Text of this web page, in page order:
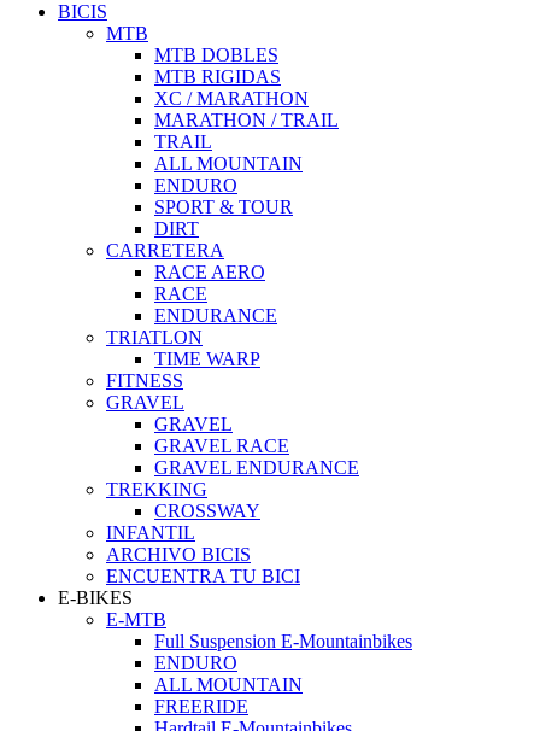
BICIS
MTB
MTB DOBLES
MTB RIGIDAS
XC / MARATHON
MARATHON / TRAIL
TRAIL
ALL MOUNTAIN
ENDURO
SPORT & TOUR
DIRT
CARRETERA
RACE AERO
RACE
ENDURANCE
TRIATLON
TIME WARP
FITNESS
GRAVEL
GRAVEL
GRAVEL RACE
GRAVEL ENDURANCE
TREKKING
CROSSWAY
INFANTIL
ARCHIVO BICIS
ENCUENTRA TU BICI
E-BIKES
E-MTB
Full Suspension E-Mountainbikes
ENDURO
ALL MOUNTAIN
FREERIDE